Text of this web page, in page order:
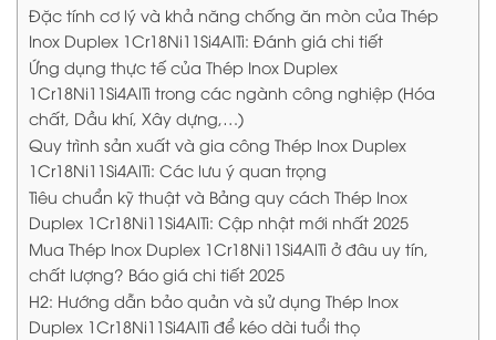
Đặc tính cơ lý và khả năng chống ăn mòn của Thép
Inox Duplex 1Cr18Ni11Si4AlTi: Đánh giá chi tiết
Ứng dụng thực tế của Thép Inox Duplex
1Cr18Ni11Si4AlTi trong các ngành công nghiệp (Hóa
chất, Dầu khí, Xây dựng,…)
Quy trình sản xuất và gia công Thép Inox Duplex
1Cr18Ni11Si4AlTi: Các lưu ý quan trọng
Tiêu chuẩn kỹ thuật và Bảng quy cách Thép Inox
Duplex 1Cr18Ni11Si4AlTi: Cập nhật mới nhất 2025
Mua Thép Inox Duplex 1Cr18Ni11Si4AlTi ở đâu uy tín,
chất lượng? Báo giá chi tiết 2025
H2: Hướng dẫn bảo quản và sử dụng Thép Inox
Duplex 1Cr18Ni11Si4AlTi để kéo dài tuổi thọ